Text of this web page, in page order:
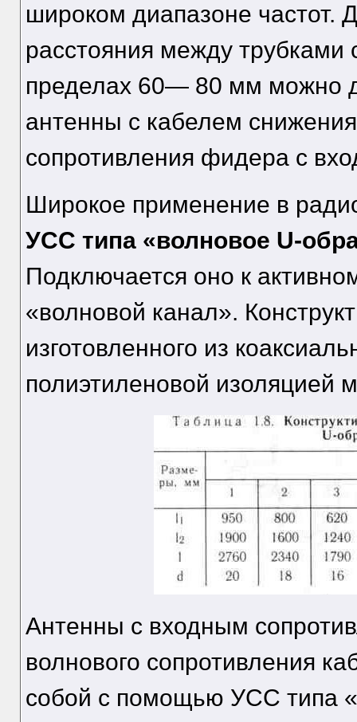
широком диапазоне частот.
расстояния между
пределах 60— 80 мм можно
антенны с кабелем
сопротивления фидера с
Широкое применение в
УСС типа «волновое U-
Подключается оно к
«волновой канал».
изготовленного из
полиэтиленовой изоляцией
Антенны с входным
волнового сопротивления
собой с помощью УСС типа